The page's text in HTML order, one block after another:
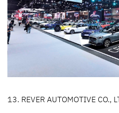
13. REVER AUTOMOTIVE CO.,